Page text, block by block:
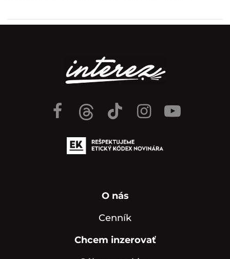
O nás
Cenník
Chcem inzerovať